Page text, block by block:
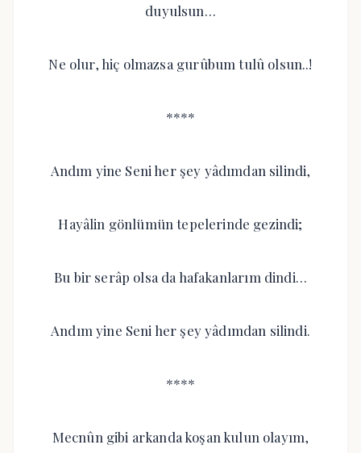
duyulsun…
Ne olur, hiç olmazsa gurûbum tulû olsun..!
****
Andım yine Seni her şey yâdımdan silindi,
Hayâlin gönlümün tepelerinde gezindi;
Bu bir serâp olsa da hafakanlarım dindi…
Andım yine Seni her şey yâdımdan silindi.
****
Mecnûn gibi arkanda koşan kulun olayım,